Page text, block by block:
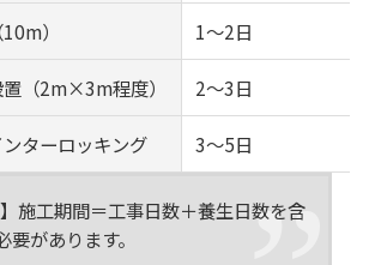
） 1〜2日
（2m×3m程度） 2〜3日
ターロッキング 3〜5日
】施工期間＝工事日数＋養生日数を含
があります。